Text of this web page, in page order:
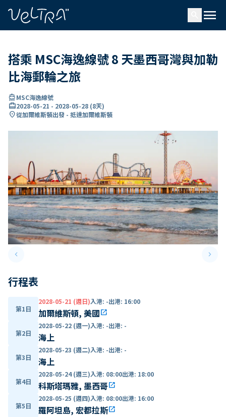
menu
搭乘 MSC海逸線號 8 天墨西哥灣與加勒
比海郵輪之旅
directions_boatMSC海逸線號
card_travel2028-05-21 - 2028-05-28 (8天)
location_on從加爾維斯頓出發 - 抵達加爾維斯頓
keyboard_arrow_leftPrevious slide keyboard_arrow_right
行程表
第1日
2028-05-21 (週日)入港: -出港: 16:00
加爾維斯頓, 美國open_in_new
第2日
2028-05-22 (週一)入港: -出港: -
海上
第3日
2028-05-23 (週二)入港: -出港: -
海上
第4日
2028-05-24 (週三)入港: 08:00出港: 18:00
科斯塔瑪雅, 墨西哥open_in_new
第5日
2028-05-25 (週四)入港: 08:00出港: 16:00
羅阿坦島, 宏都拉斯open_in_new